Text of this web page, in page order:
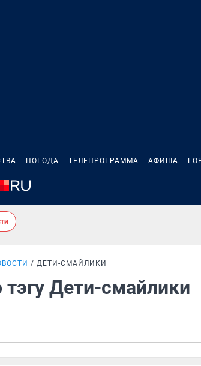
ПОГОДА ТЕЛЕПРОГРАММА АФИША
ДЕТИ-СМАЙЛИКИ
тэгу Дети-смайлики